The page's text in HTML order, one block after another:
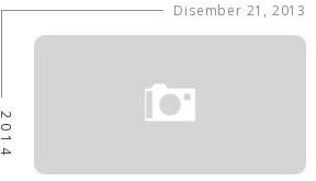
Disember 21, 2013
2014